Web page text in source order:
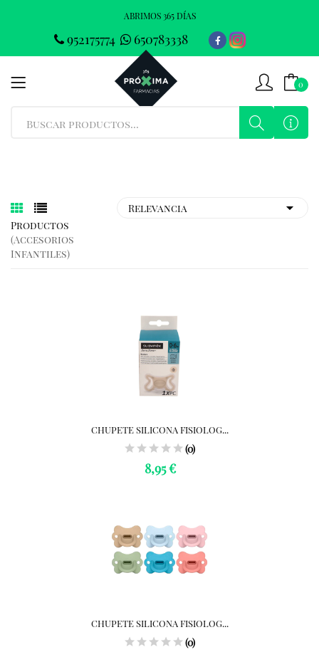
ABRIMOS 365 DÍAS
952175774 650783338
0
Productos
(accesorios
Infantiles)
CHUPETE SILICONA FISIOLOG...
(0)
8,95 €
CHUPETE SILICONA FISIOLOG...
(0)